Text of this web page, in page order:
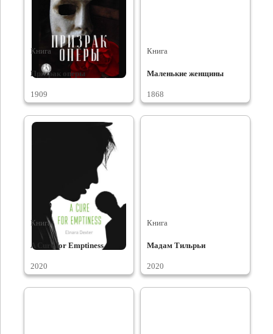
Книга
Призрак оперы
1909
Книга
Маленькие женщины
1868
Книга
A Cure for Emptiness
2020
Книга
Мадам Тильрьи
2020